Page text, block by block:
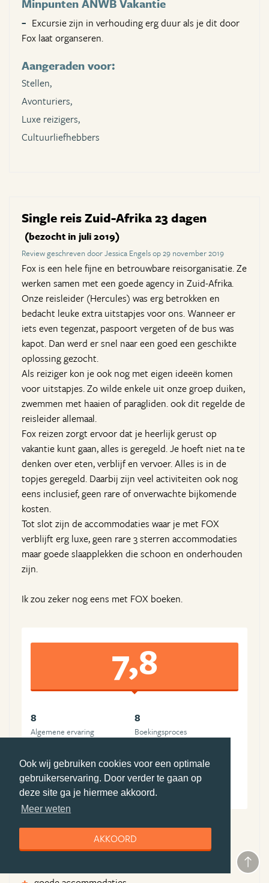
Ook wij gebruiken cookies voor een optimale
gebruikerservaring. Door verder te gaan op
deze site ga je hiermee akkoord.
Meer weten
AKKOORD
Minpunten ANWB Vakantie
Excursie zijn in verhouding erg duur als je dit door
Fox laat organseren.
Aangeraden voor:
Stellen,
Avonturiers,
Luxe reizigers,
Cultuurliefhebbers
Single reis Zuid-Afrika 23 dagen
(bezocht in juli 2019)
Review geschreven door Jessica Engels op 29 november 2019
Fox is een hele fijne en betrouwbare reisorganisatie. Ze
werken samen met een goede agency in Zuid-Afrika.
Onze reisleider (Hercules) was erg betrokken en
bedacht leuke extra uitstapjes voor ons. Wanneer er
iets even tegenzat, paspoort vergeten of de bus was
kapot. Dan werd er snel naar een goed een geschikte
oplossing gezocht.
Als reiziger kon je ook nog met eigen ideeën komen
voor uitstapjes. Zo wilde enkele uit onze groep duiken,
zwemmen met haaien of paragliden. ook dit regelde de
reisleider allemaal.
Fox reizen zorgt ervoor dat je heerlijk gerust op
vakantie kunt gaan, alles is geregeld. Je hoeft niet na te
denken over eten, verblijf en vervoer. Alles is in de
topjes geregeld. Daarbij zijn veel activiteiten ook nog
eens inclusief, geen rare of onverwachte bijkomende
kosten.
Tot slot zijn de accommodaties waar je met FOX
verblijft erg luxe, geen rare 3 sterren accommodaties
maar goede slaapplekken die schoon en onderhouden
zijn.
Ik zou zeker nog eens met FOX boeken.
7,8
8
Algemene ervaring
8
Boekingsproces
Reisleiding Accommodatie(s)
7
Vervoer
7
Prijs-kwaliteit
Pluspunten ANWB Vakantie